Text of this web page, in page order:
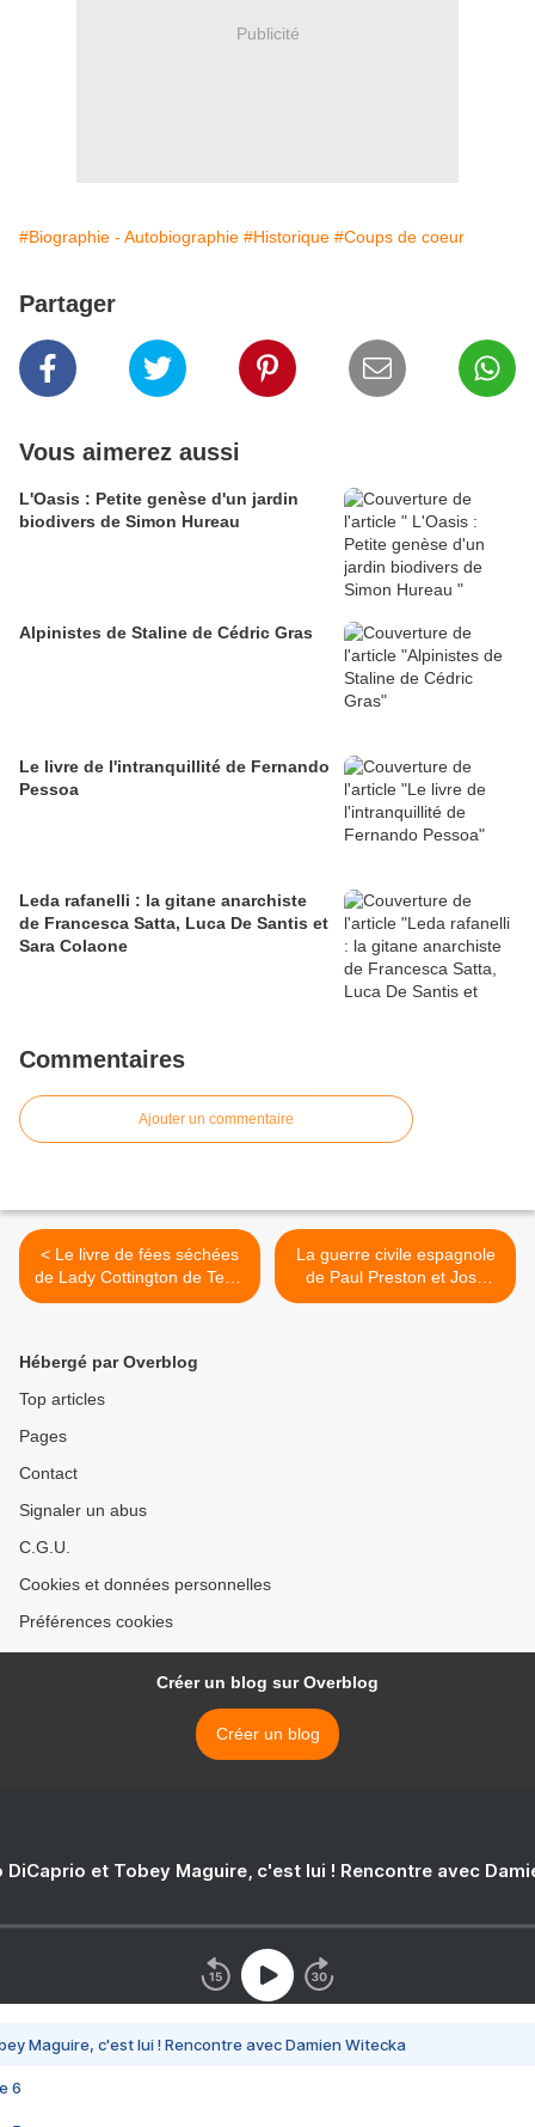
Publicité
#Biographie - Autobiographie #Historique #Coups de coeur
Partager
Vous aimerez aussi
L'Oasis : Petite genèse d'un jardin
biodivers de Simon Hureau
Alpinistes de Staline de Cédric Gras
Le livre de l'intranquillité de Fernando
Pessoa
Leda rafanelli : la gitane anarchiste
de Francesca Satta, Luca De Santis et
Sara Colaone
Commentaires
Ajouter un commentaire
< Le livre de fées séchées
de Lady Cottington de Terry
Jones et Brian Froud
La guerre civile espagnole
de Paul Preston et José
Pablo Garcia >
Hébergé par Overblog
Top articles
Pages
Contact
Signaler un abus
C.G.U.
Cookies et données personnelles
Préférences cookies
Créer un blog sur Overblog
Créer un blog
DiCaprio et Tobey Maguire, c'est lui ! Rencontre avec
Maguire, c'est lui ! Rencontre avec Damien Witecka
6